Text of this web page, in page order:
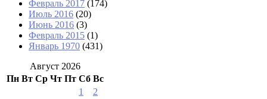
Февраль 2017 (174)
Июль 2016 (20)
Июнь 2016 (3)
Февраль 2015 (1)
Январь 1970 (431)
Август 2026
Пн Вт Ср Чт Пт Сб Вс
1
2